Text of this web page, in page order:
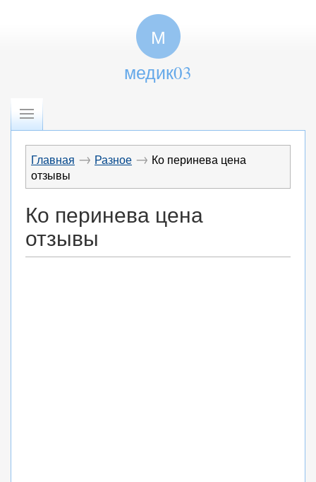
М
медик03
Главная → Разное → Ко перинева цена
отзывы
Ко перинева цена
отзывы